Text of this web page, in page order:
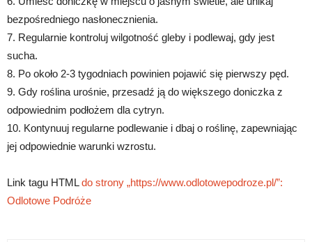
bezpośredniego nasłonecznienia.
7. Regularnie kontroluj wilgotność gleby i podlewaj, gdy jest
sucha.
8. Po około 2-3 tygodniach powinien pojawić się pierwszy pęd.
9. Gdy roślina urośnie, przesadź ją do większego doniczka z
odpowiednim podłożem dla cytryn.
10. Kontynuuj regularne podlewanie i dbaj o roślinę, zapewniając
jej odpowiednie warunki wzrostu.
Link tagu HTMLdo strony „https://www.odlotowepodroze.pl/”:
Odlotowe Podróże